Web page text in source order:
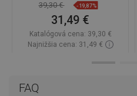
FAQ
39,30 € -19,87%
31,49 €
Katalógová cena: 39,30 €
Najnižšia cena: 31,49 €